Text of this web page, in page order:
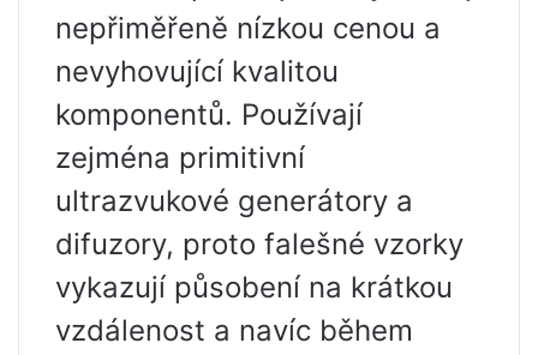
nepřiměřeně nízkou cenou a
nevyhovující kvalitou
komponentů. Používají
zejména primitivní
ultrazvukové generátory a
difuzory, proto falešné vzorky
vykazují působení na krátkou
vzdálenost a navíc během